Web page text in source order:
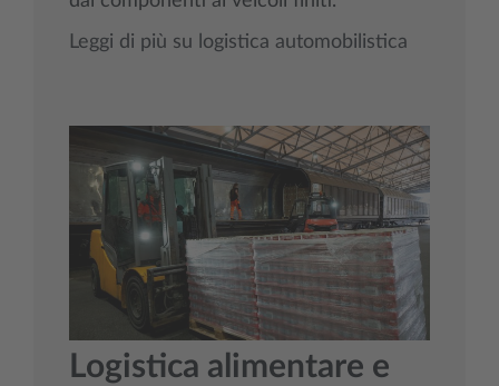
Leggi di più su logistica automobilistica
Logistica alimentare e